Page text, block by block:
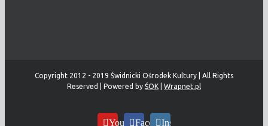
Copyright 2012 - 2019 Świdnicki Ośrodek Kultury | All Rights
Reserved | Powered by ŚOK Wrapnet.pl
YouTubeFacebookInstagram